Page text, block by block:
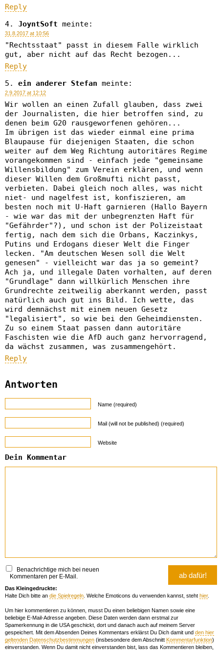
Reply
JoyntSoft meinte:
31.8.2017 at 10:56
"Rechtsstaat" passt in diesem Falle wirklich
gut, aber nicht auf das Recht bezogen...
Reply
ein anderer Stefan meinte:
2.9.2017 at 12:12
Wir wollen an einen Zufall glauben, dass zwei
der Journalisten, die hier betroffen sind, zu
denen beim G20 rausgeworfenen gehören...
Im übrigen ist das wieder einmal eine prima
Blaupause für diejenigen Staaten, die schon
weiter auf dem Weg Richtung autoritäres Regime
vorangekommen sind - einfach jede "gemeinsame
Willensbildung" zum Verein erklären, und wenn
dieser Willen dem Großmufti nicht passt,
verbieten. Dabei gleich noch alles, was nicht
niet- und nagelfest ist, konfiszieren, am
besten noch mit U-Haft garnieren (Hallo Bayern
- wie war das mit der unbegrenzten Haft für
"Gefährder"?), und schon ist der Polizeistaat
fertig, nach dem sich die Orbans, Kaczinkys,
Putins und Erdogans dieser Welt die Finger
lecken. "Am deutschen Wesen soll die Welt
genesen" - vielleicht war das ja so gemeint?
Ach ja, und illegale Daten vorhalten, auf deren
"Grundlage" dann willkürlich Menschen ihre
Grundrechte zeitweilig aberkannt werden, passt
natürlich auch gut ins Bild. Ich wette, das
wird demnächst mit einem neuen Gesetz
"legalisiert", so wie bei den Geheimdiensten.
Zu so einem Staat passen dann autoritäre
Faschisten wie die AfD auch ganz hervorragend,
da wächst zusammen, was zusammengehört.
Reply
Antworten
Name (required)
Mail (will not be published) (required)
Website
Dein Kommentar
Benachrichtige mich bei neuen
Kommentaren per E-Mail.
Das Kleingedruckte:
Halte Dich bitte an die Spielregeln . Welche Emoticons du verwenden kannst, steht hier.
Um hier kommentieren zu können, musst Du einen beliebigen Namen sowie eine
beliebige E-Mail-Adresse angeben. Diese Daten werden dann erstmal zur
Spamerkennung in die USA geschickt, dort und danach auch auf meinem Server
gespeichert. Mit dem Absenden Deines Kommentars erklärst Du Dich damit und den hier
geltenden Datenschutzbestimmungen (insbesondere dem Abschnitt Kommentarfunktion)
einverstanden. Wenn Du damit nicht einverstanden bist, lass das Kommentieren bleiben,